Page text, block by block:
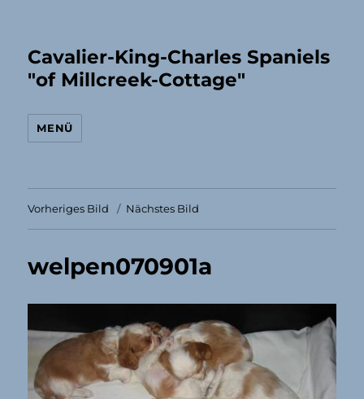
Cavalier-King-Charles Spaniels
"of Millcreek-Cottage"
MENÜ
Vorheriges Bild Nächstes Bild
welpen070901a